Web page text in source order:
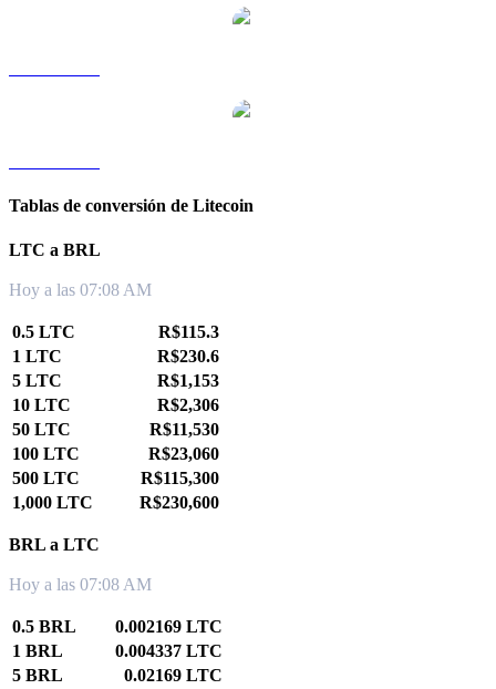
Tablas de conversión de Litecoin
LTC a BRL
Hoy a las 07:08 AM
0.5 LTC
R$115.3
1 LTC
R$230.6
5 LTC
R$1,153
10 LTC
R$2,306
50 LTC
R$11,530
100 LTC
R$23,060
500 LTC
R$115,300
1,000 LTC
R$230,600
BRL a LTC
Hoy a las 07:08 AM
0.5 BRL
0.002169 LTC
1 BRL
0.004337 LTC
5 BRL
0.02169 LTC